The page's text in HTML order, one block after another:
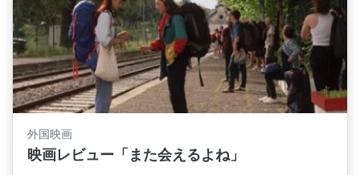
外国映画
映画レビュー「また会えるよね」